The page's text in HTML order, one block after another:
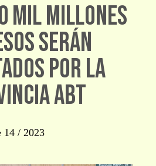
mil millones
serán
por la
ABT
14 / 2023